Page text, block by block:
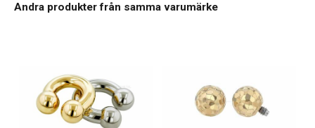
implant grade stainless steel, guld, roséguld, vitguld och så
att höra av sig till oss på studion på Östgötagatan 79 i
Skanstull på söder i Stockholm, antingen via telefon, mail eller
genom ett besök i vår butik, så hjälper vi dig! Det går lika bra
Andra produkter från samma varumärke